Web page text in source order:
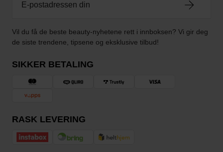
Vil du få de beste beauty-nyhetene rett i innboksen? Vi gir deg
de siste trendene, tipsene og eksklusive tilbud!
SIKKER BETALING
RASK LEVERING